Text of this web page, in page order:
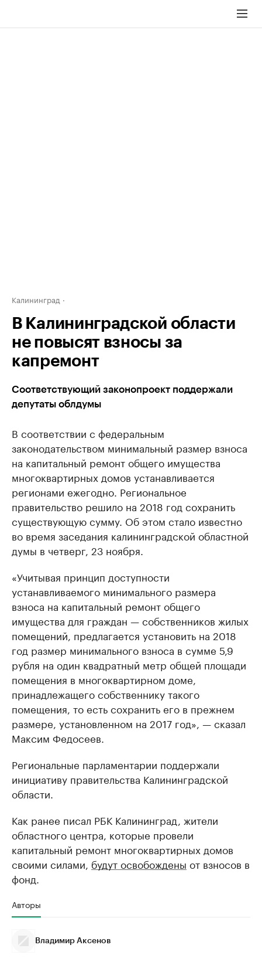
Калининград
В Калининградской области
не повысят взносы за
капремонт
Соответствующий законопроект поддержали
депутаты облдумы
В соответствии с федеральным
законодательством минимальный размер взноса
на капитальный ремонт общего имущества
многоквартирных домов устанавливается
регионами ежегодно. Региональное
правительство решило на 2018 год сохранить
существующую сумму. Об этом стало известно
во время заседания калининградской областной
думы в четверг, 23 ноября.
«Учитывая принцип доступности
устанавливаемого минимального размера
взноса на капитальный ремонт общего
имущества для граждан — собственников жилых
помещений, предлагается установить на 2018
год размер минимального взноса в сумме 5,9
рубля на один квадратный метр общей площади
помещения в многоквартирном доме,
принадлежащего собственнику такого
помещения, то есть сохранить его в прежнем
размере, установленном на 2017 год», — сказал
Максим Федосеев.
Региональные парламентарии поддержали
инициативу правительства Калининградской
области.
Как ранее писал РБК Калининград, жители
областного центра, которые провели
капитальный ремонт многоквартирных домов
своими силами, будут освобождены от взносов в
фонд.
Авторы
Владимир Аксенов